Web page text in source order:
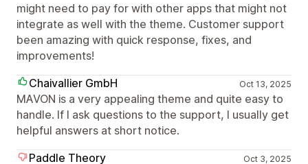
might need to pay for with other apps that might not
integrate as well with the theme. Customer support
been amazing with quick response, fixes, and
improvements!
Chaivallier GmbH
Oct 13, 2025
MAVON is a very appealing theme and quite easy to
handle. If I ask questions to the support, I usually get
helpful answers at short notice.
Paddle Theory
Oct 3, 2025